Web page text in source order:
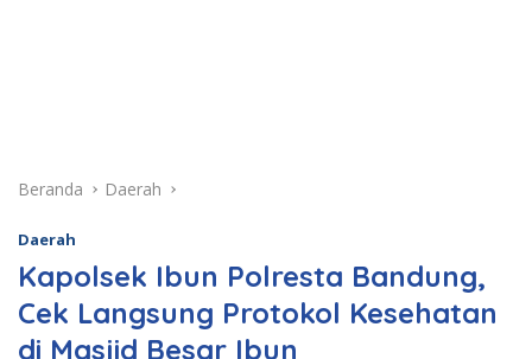
Beranda Daerah
Daerah
Kapolsek Ibun Polresta Bandung,
Cek Langsung Protokol Kesehatan
di Masjid Besar Ibun